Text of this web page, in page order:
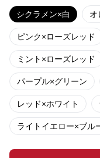
シクラメン×白 オ
ピンク×ローズレッド
ミント×ローズレッド
パープル×グリーン
レッド×ホワイト
ライトイエロー×ブル